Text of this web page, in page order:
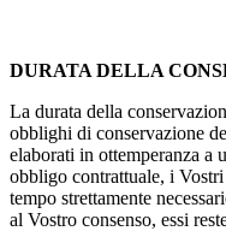
DURATA DELLA
La durata della
obblighi di conservazione
elaborati in ottemperanza a
obbligo contrattuale, i
tempo strettamente
al Vostro consenso, essi